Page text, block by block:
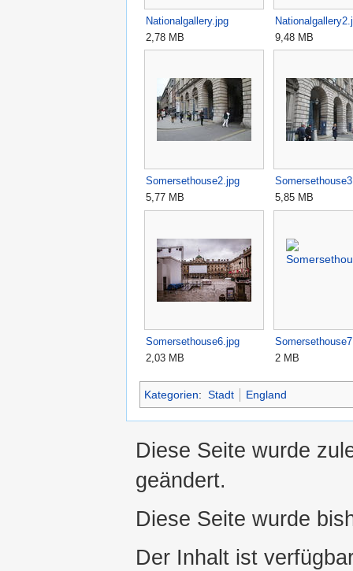
Nationalgallery.jpg
2,78 MB
9,48 MB
Somersethouse2.jpg
5,77 MB
5,85 MB
Somersethouse6.jpg
2,03 MB
2 MB
Kategorien: Stadt England
Diese Seite wurde
geändert.
Diese Seite wurde
Der Inhalt ist